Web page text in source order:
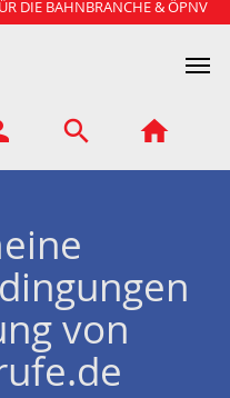
DIE BAHNBRANCHE & ÖPNV
von